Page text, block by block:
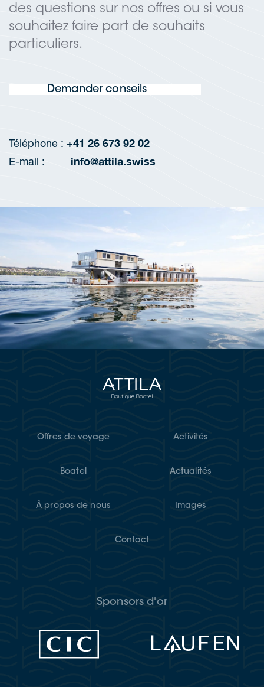
des questions sur nos offres ou si vous
souhaitez faire part de souhaits
particuliers.
Demander conseils
Téléphone : +41 26 673 92 02
E-mail : info@attila.swiss
Offres de voyage Activités
Boatel Actualités
À propos de nous Images
Contact
Sponsors d'or